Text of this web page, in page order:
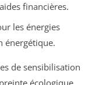
financières.
les énergies
énergétique.
de sensibilisation
écologique,